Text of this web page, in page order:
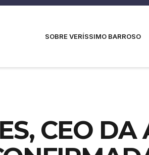
SOBRE VERÍSSIMO BARROSO
CEO DA